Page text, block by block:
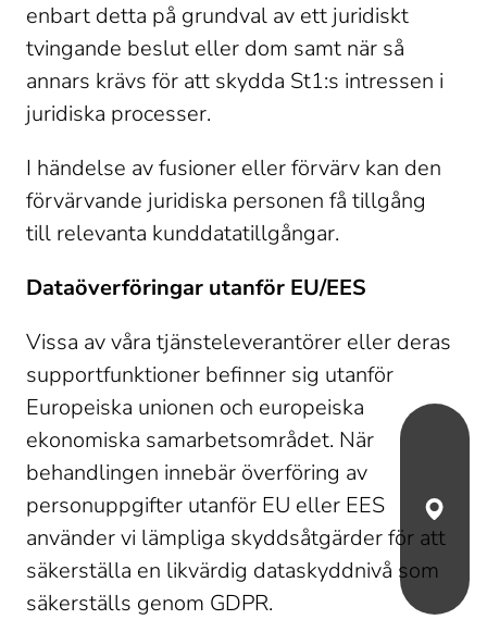
enbart detta på grundval av ett juridiskt
tvingande beslut eller dom samt när så
annars krävs för att skydda St1:s intressen i
juridiska processer.
I händelse av fusioner eller förvärv kan den
förvärvande juridiska personen få tillgång
till relevanta kunddatatillgångar.
Dataöverföringar utanför EU/EES
Vissa av våra tjänsteleverantörer eller deras
supportfunktioner befinner sig utanför
Europeiska unionen och europeiska
ekonomiska samarbetsområdet. När
behandlingen innebär överföring av
personuppgifter utanför EU eller EES
använder vi lämpliga skyddsåtgärder för att
säkerställa en likvärdig dataskyddnivå som
säkerställs genom GDPR.
Hitta